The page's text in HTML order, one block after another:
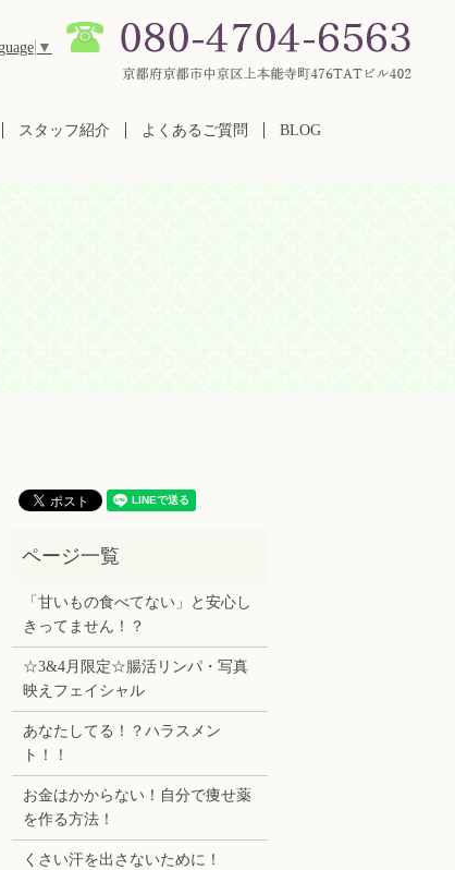
▼
スタッフ紹介 よくあるご質問
BLOG
「甘いもの食べてない」と安心し
きってません！？
☆3&4月限定☆腸活リンパ・写真
映えフェイシャル
あなたしてる！？ハラスメン
ト！！
お金はかからない！自分で痩せ薬
を作る方法！
くさい汗を出さないために！